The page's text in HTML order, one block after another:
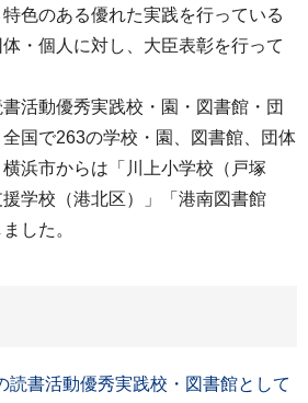
色のある優れた実践を行っている
・個人に対し、大臣表彰を行って
書活動優秀実践校・園・図書館・団
国で263の学校・園、図書館、団体
横浜市からは「川上小学校（戸塚
学校（港北区）」「港南図書館
した。
読書活動優秀実践校・図書館として